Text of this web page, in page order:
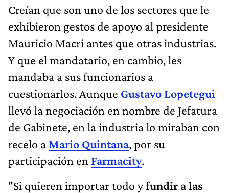
Creían que son uno de los sectores que le
exhibieron gestos de apoyo al presidente
Mauricio Macri antes que otras industrias.
Y que el mandatario, en cambio, les
mandaba a sus funcionarios a
cuestionarlos. Aunque Gustavo Lopetegui
llevó la negociación en nombre de Jefatura
de Gabinete, en la industria lo miraban con
recelo a Mario Quintana, por su
participación en Farmacity.
"Si quieren importar todo yfundir a las